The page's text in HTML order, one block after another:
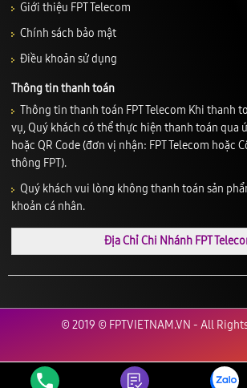
Giới thiệu FPT Telecom
Chính sách bảo mật
Điều khoản sử dụng
Thông tin thanh toán
Thông tin thanh toán FPT Telecom Khi thanh
vụ, Quý khách có thể thực hiện thanh toán qua
hoặc QR Code (đơn vị nhận: FPT Telecom hoặc
thông FPT).
Quý khách vui lòng không thanh toán sản
khoản cá nhân.
Địa Chỉ Chi Nhánh FPT
© 2019 © FPTVIETNAM.VN - All